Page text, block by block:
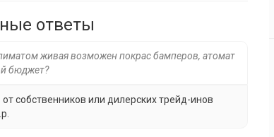
ответы
живая возможен покрас бамперов, атомат
бюджет?
собственников или дилерских трейд-инов